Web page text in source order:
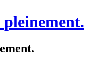
pleinement.